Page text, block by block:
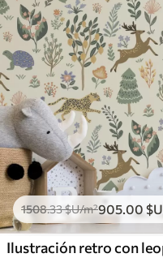
1508.33$U/m²905.00 $U